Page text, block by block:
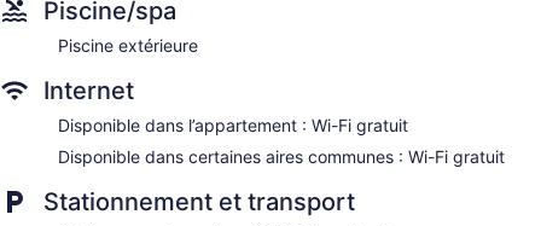
Piscine/spa
Piscine extérieure
Internet
Disponible dans l’appartement : Wi-Fi gratuit
Disponible dans certaines aires communes : Wi-Fi gratuit
Stationnement et transport